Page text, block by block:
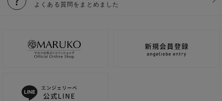
よくある質問をまとめました